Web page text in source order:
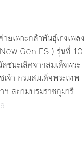
ายเพาะกล้าพันธุ์เก่งเพลง
Gen FS ) รุ่นที่ 10
ลชนะเลิศจากสมเด็จพระ
เจ้า กรมสมเด็จพระเทพ
ฯ สยามบรมราชกุมารี